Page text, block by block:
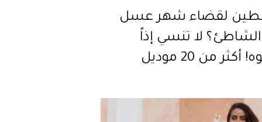
لقضاء شهر عسل
لا تنسي إذاً
المايوه! أكثر من 20 موديل